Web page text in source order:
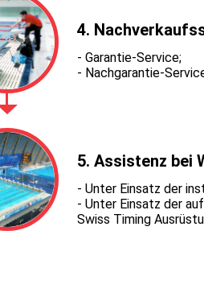
4.
- Garantie-Service;
- Nachgarantie-
5. Assistenz bei
- Unter Einsatz der
- Unter Einsatz der
Swiss Timing